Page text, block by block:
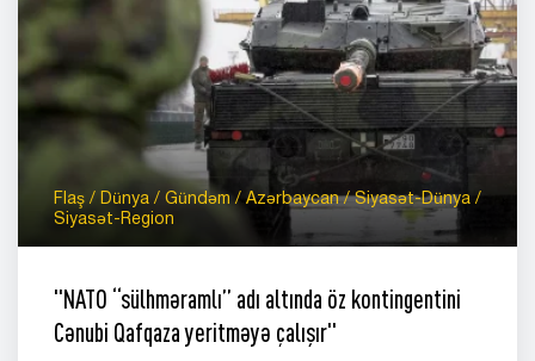
Flaş / Dünya / Gündəm / Azərbaycan / Siyasət-Dünya /
Siyasət-Region
"NATO “sülhməramlı” adı altında öz kontingentini
Cənubi Qafqaza yeritməyə çalışır"